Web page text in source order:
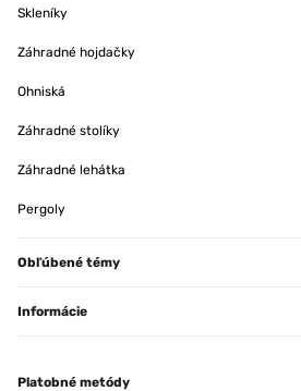
Skleníky
Záhradné hojdačky
Ohniská
Záhradné stolíky
Záhradné lehátka
Pergoly
Obľúbené témy
Informácie
Platobné metódy